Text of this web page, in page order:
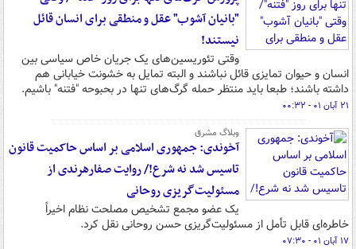
"بانیان آشوب" عقل و منطقی برای انسان قائل
نیستند!
وقتی تئوریسین‌های یک جریان خاص سیاسی بین
انسان و حیوان تمایزی قائل نباشند و البته تمایل به خشونت خیابانی هم
داشته باشند؛ طبعا باید منتظر حمله گرگ‌های تنها در بحبوحه "فتنه" باشیم.
۲۱ آبان ۰۱ - ۰۰:۳۲
وبلاگ مشرق
آخوندی: جمهوری اسلامی بر اساس حاکمیت قانون
تاسیس شد نه شرع!/ روایت صفارهرندی از
مسئولیت‌گریزی روحانی
یک عضو مجمع تشخیص مصلحت نظام اخیراً
خاطره‌ای قابل تأمل از مسئولیت‌گریزی حسن روحانی نقل کرد.
۱۷ آبان ۰۱ - ۰۷:۳۰